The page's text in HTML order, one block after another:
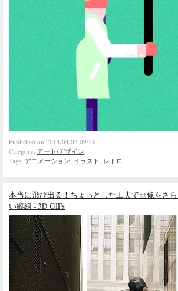
Published on 2014/04/02 09:18.
Category: アート/デザイン
Tags: アニメーション, イラスト, レトロ
本当に飛び出る！ちょっとした工夫で画像をさ
い縦線 - 3D GIFs